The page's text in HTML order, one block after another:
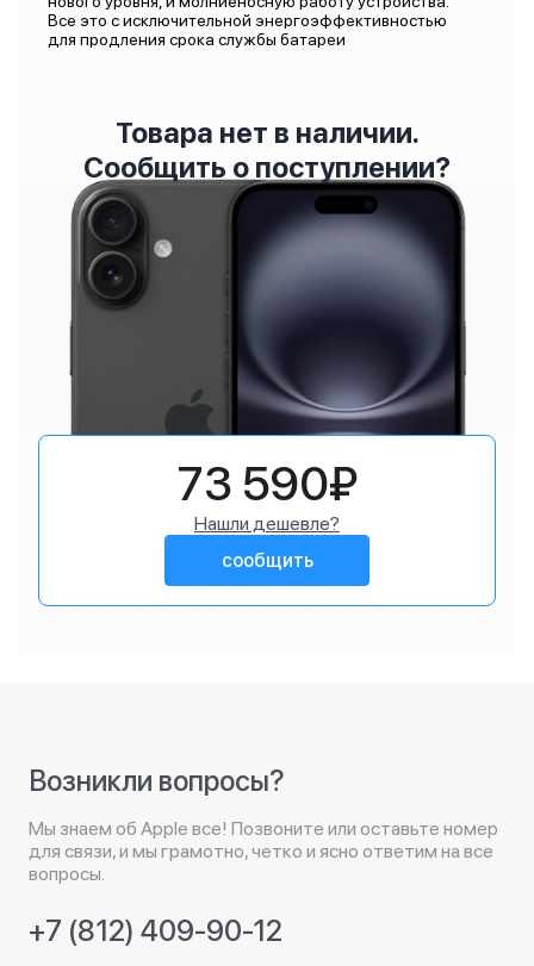
Все это с исключительной энергоэффективностью
для продления срока службы батареи
Товара нет в наличии.
Сообщить о поступлении?
73 590₽
Нашли дешевле?
сообщить
Возникли вопросы?
Мы знаем об Apple все! Позвоните или оставьте номер
для связи, и мы грамотно, четко и ясно ответим на все
вопросы.
+7 (812) 409-90-12